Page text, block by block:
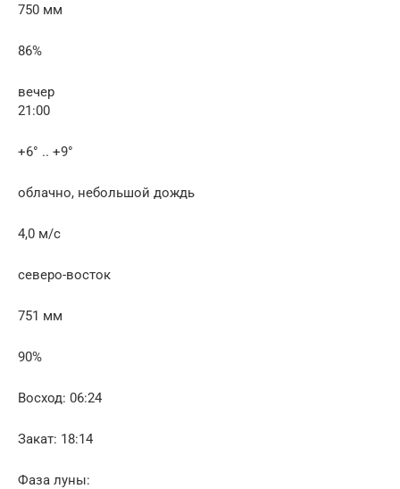
750 мм
86%
вечер
21:00
+6° .. +9°
облачно, небольшой дождь
4,0 м/с
северо-восток
751 мм
90%
Восход: 06:24
Закат: 18:14
Фаза луны: